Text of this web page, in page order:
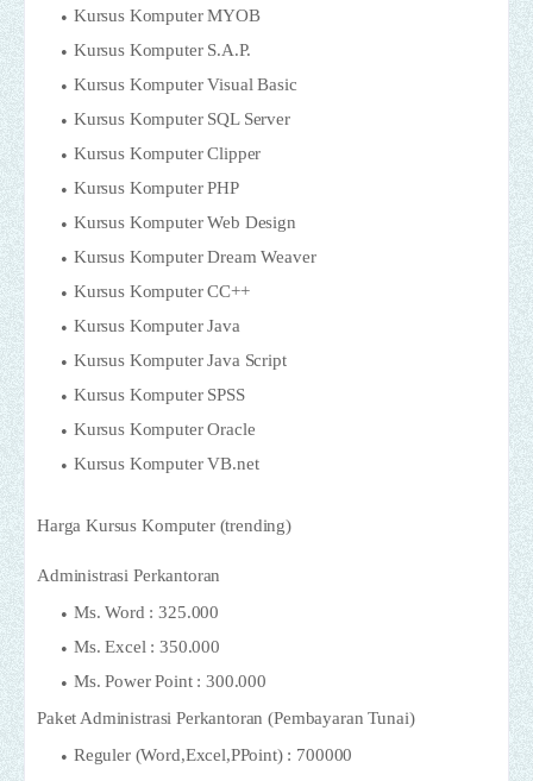
Kursus Komputer MYOB
Kursus Komputer S.A.P.
Kursus Komputer Visual Basic
Kursus Komputer SQL Server
Kursus Komputer Clipper
Kursus Komputer PHP
Kursus Komputer Web Design
Kursus Komputer Dream Weaver
Kursus Komputer CC++
Kursus Komputer Java
Kursus Komputer Java Script
Kursus Komputer SPSS
Kursus Komputer Oracle
Kursus Komputer VB.net
Harga Kursus Komputer (trending)
Administrasi Perkantoran
Ms. Word : 325.000
Ms. Excel : 350.000
Ms. Power Point : 300.000
Paket Administrasi Perkantoran (Pembayaran Tunai)
Reguler (Word,Excel,PPoint) : 700000